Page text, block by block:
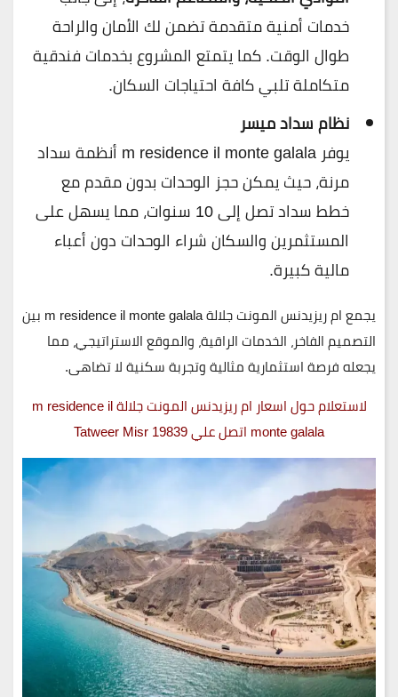
خدمات أمنية متقدمة تضمن لك الأمان والراحة
طوال الوقت. كما يتمتع المشروع بخدمات فندقية
متكاملة تلبي كافة احتياجات السكان.
نظام سداد ميسر
يوفر m residence il monte galala أنظمة سداد
مرنة، حيث يمكن حجز الوحدات بدون مقدم مع
خطط سداد تصل إلى 10 سنوات، مما يسهل على
المستثمرين والسكان شراء الوحدات دون أعباء
مالية كبيرة.
يجمعام ريزيدنس المونت جلالة m residence il monte galala
بين
التصميم الفاخر، الخدمات الراقية، والموقع الاستراتيجي، مما
يجعله فرصة استثمارية مثالية وتجربة سكنية لا تضاهى.
لاستعلام حول اسعار ام ريزيدنس المونت جلالة m residence il
monte galala اتصل علي 19839 Tatweer Misr